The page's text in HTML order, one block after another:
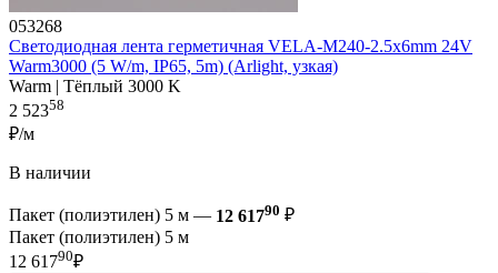
053268
Светодиодная лента герметичная VELA-M240-2.5x6mm 24V
Warm3000 (5 W/m, IP65, 5m) (Arlight, узкая)
Warm | Тёплый 3000 K
2 52358
₽/м
В наличии
Пакет (полиэтилен) 5 м — 12 61790 ₽
Пакет (полиэтилен) 5 м
12 61790₽